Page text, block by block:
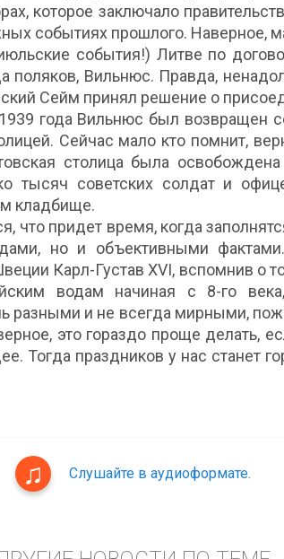
которое заключало
событиях прошлого. Наверное,
события!) Литве по
поляков, Вильнюс. Правда,
Сейм принял решение о
года Вильнюс был возвращен
Сейчас мало кто помнит,
столица была
тысяч советских солдат и
кладбище.
что придет время, когда
но и объективными
Карл-Густав XVI, вспомнив о
водам начиная с 8-го
разными и не всегда мирными,
это гораздо проще делать,
Тогда праздников у нас станет
Слушайте в аудиоформате.